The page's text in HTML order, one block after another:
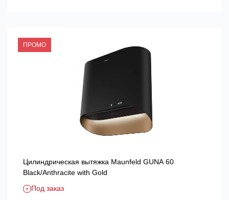
ПРОМО
Цилиндрическая вытяжка Maunfeld GUNA 60
Black/Anthracite with Gold
Под заказ